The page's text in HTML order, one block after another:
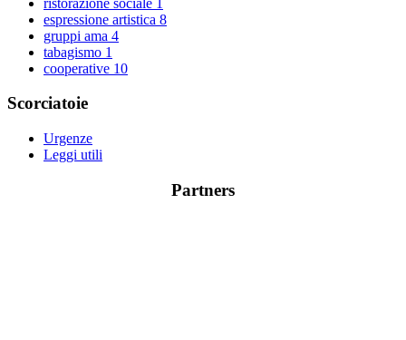
espressione artistica 8
gruppi ama 4
tabagismo 1
cooperative 10
Scorciatoie
Urgenze
Leggi utili
Partners